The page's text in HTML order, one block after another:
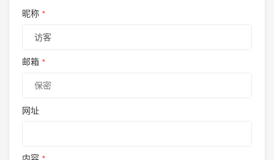
昵称 *
邮箱 *
网址